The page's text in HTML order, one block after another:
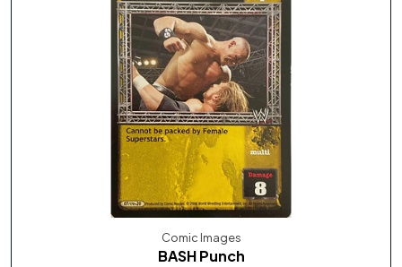
Comic Images
BASH Punch